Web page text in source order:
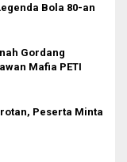
Bola 80-an
Gordang
Mafia PETI
Peserta Minta